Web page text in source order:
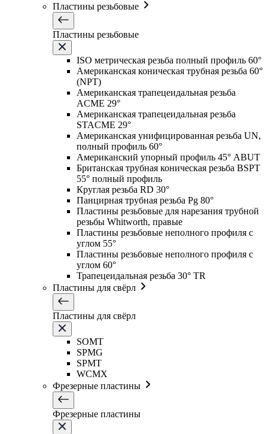
Пластины резьбовые
Пластины резьбовые
ISO метрическая резьба полный профиль 60°
Американская коническая трубная резьба 60°
(NPT)
Американская трапецеидальная резьба
ACME 29°
Американская трапецеидальная резьба
STACME 29°
Американская унифицированная резьба UN,
полный профиль 60°
Американский упорный профиль 45° ABUT
Британская трубная коническая резьба BSPT
55° полный профиль
Круглая резьба RD 30°
Панцирная трубная резьба Pg 80°
Пластины резьбовые для нарезания трубной
резьбы Whitworth, правые
Пластины резьбовые неполного профиля с
углом 55°
Пластины резьбовые неполного профиля с
углом 60°
Трапецеидальная резьба 30° TR
Пластины для свёрл
Пластины для свёрл
SOMT
SPMG
SPMT
WCMX
Фрезерные пластины
Фрезерные пластины